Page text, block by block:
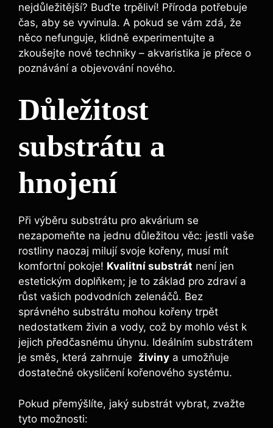
nejdůležitější? ​Buďte‍ trpěliví! ‍Příroda potřebuje ​
čas,⁢ aby se vyvinula. A ​pokud se ⁢vám zdá, že
něco ⁣nefunguje, klidně​ experimentujte a⁢
zkoušejte nové techniky –‍ akvaristika je ⁤přece o
poznávání a ‌objevování nového.
Důležitost⁣
substrátu a
hnojení
Při​ výběru‌ substrátu pro akvárium se⁢
nezapomeňte na jednu důležitou ​věc: jestli vaše
rostliny naozaj milují ⁣svoje ​kořeny, musí mít
komfortní pokoje! Kvalitní substrát není jen⁢
estetickým doplňkem; je to základ ⁤pro zdraví​ a
růst vašich podvodních zelenáčů. ⁢Bez
správného substrátu ‌mohou⁢ kořeny trpět
nedostatkem živin a vody, což by mohlo vést k
jejich předčasnému úhynu. Ideálním‍ substrátem
je směs,​ která‌ zahrnuje ‍ živiny ⁤a umožňuje
dostatečné okysličení kořenového systému.
Pokud‌ přemýšlíte, jaký ‍substrát vybrat, zvažte
tyto‍ možnosti: